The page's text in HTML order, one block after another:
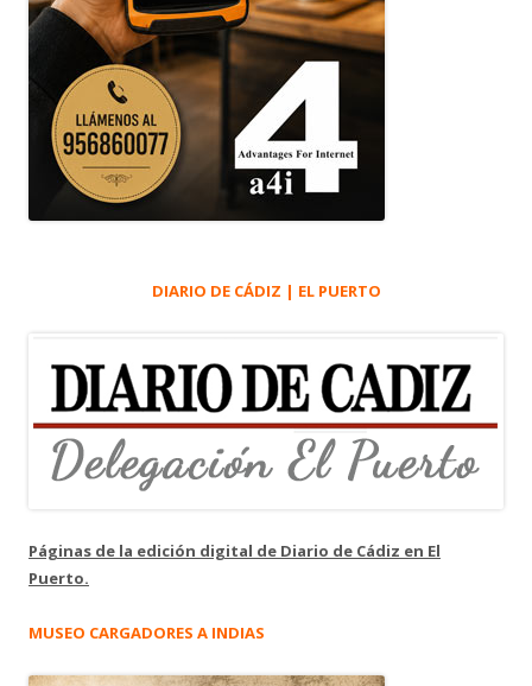
DIARIO DE CÁDIZ | EL PUERTO
Páginas de la edición digital de Diario de Cádiz en El
Puerto.
MUSEO CARGADORES A INDIAS